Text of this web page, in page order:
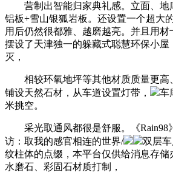
营制出智能归家典礼感。立面、地
铝板+雪山银狐岩板。还设置一个超大
用后仍然很都雅、越磨越亮。并且用
摆设了天津独一的躲藏式聪慧环保小屋
灭，
相较环氧地坪等其他材质质量更高
铺设天然石材，从车道设置灯带，
车
米挑空。
采光取通风都很是舒服。《Rain98
访：取我的感官相连的世界/
双层
纹柱体的点缀，本平台仅供给消息存储
水磨石、彩固石材质打制，